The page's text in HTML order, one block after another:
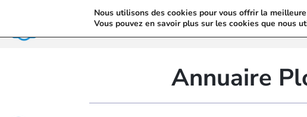
Accueil
Annuaire
Nous utilisons des cookies pour vous offrir la
Vous pouvez en savoir plus sur les cookies que nous